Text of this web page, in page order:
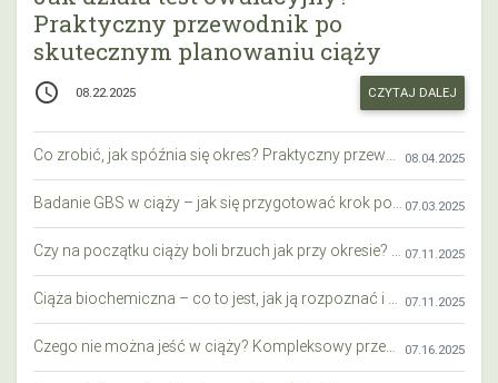
Praktyczny przewodnik po
skutecznym planowaniu ciąży
access_time 08.22.2025 CZYTAJ DALEJ
Co zrobić, jak spóźnia się okres? Praktyczny przewodnik krok po kroku 08.04.2025
Badanie GBS w ciąży – jak się przygotować krok po kroku? 07.03.2025
Czy na początku ciąży boli brzuch jak przy okresie? Wyjaśniamy objawy i różnice 07.11.2025
Ciąża biochemiczna – co to jest, jak ją rozpoznać i co warto wiedzieć? 07.11.2025
Czego nie można jeść w ciąży? Kompleksowy przewodnik dla przyszłych mam 07.16.2025